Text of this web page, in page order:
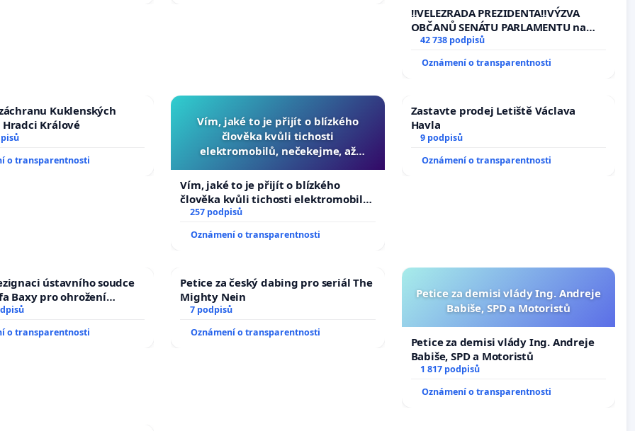
návrhu na přijetí usnesení k podání
ústavní žaloby na prezidenta
republiky
‼️VELEZRADA PREZIDENTA‼️VÝZVA
OBČANŮ SENÁTU PARLAMENTU na
vyhlášení veřejného slyšení podle §
na přijetí usnesení k podání ústavní
42 738 podpisů
Oznámení o transparentnosti
Kuklenských
Králové
o transparentnosti
Vím, jaké to je přijít o blízkého
člověka kvůli tichosti
elektromobilů, nečekejme, až
auta!
Vím, jaké to je přijít o blízkého
člověka kvůli tichosti elektromobilů,
nečekejme, až přibydou další,
257 podpisů
Oznámení o transparentnosti
Zastavte prodej Letiště Václava
Havla
9 podpisů
Oznámení o transparentnosti
ústavního soudce
Baxy pro ohrožení
spravedlivý proces
o transparentnosti
Petice za český dabing pro seriál The
Mighty Nein
7 podpisů
Oznámení o transparentnosti
Petice za demisi vlády Ing. Andreje
Babiše, SPD a Motoristů
Petice za demisi vlády Ing. Andreje
Babiše, SPD a Motoristů
1 817 podpisů
Oznámení o transparentnosti